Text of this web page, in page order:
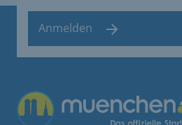
Anmelden
Übergreifende